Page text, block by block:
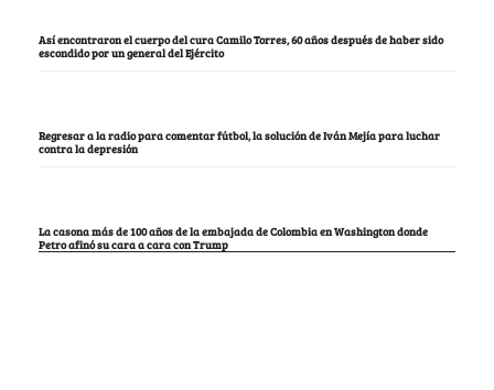
Así encontraron el cuerpo del cura Camilo Torres, 60 años después de haber sido
escondido por un general del Ejército
Regresar a la radio para comentar fútbol, la solución de Iván Mejía para luchar
contra la depresión
La casona más de 100 años de la embajada de Colombia en Washington donde
Petro afinó su cara a cara con Trump